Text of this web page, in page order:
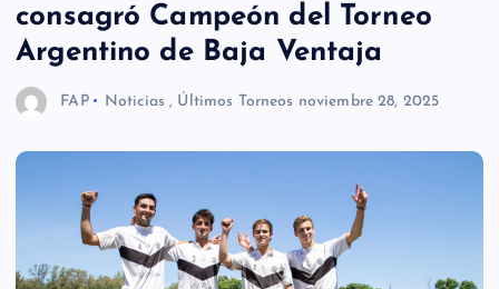
consagró Campeón del Torneo
Argentino de Baja Ventaja
FAP Noticias , Últimos Torneos noviembre 28, 2025